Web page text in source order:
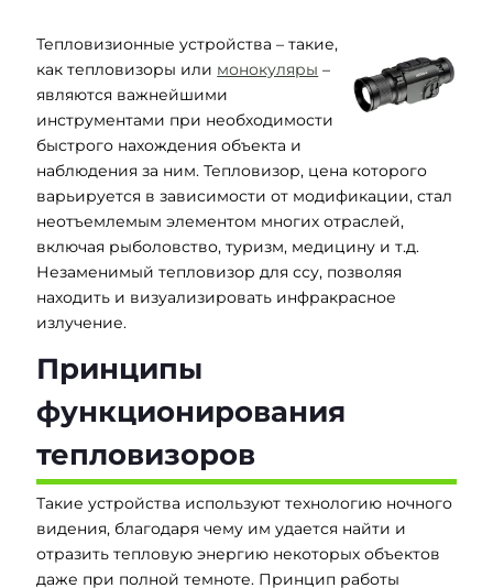
Тепловизионные устройства – такие,
как тепловизоры или монокуляры –
являются важнейшими
инструментами при необходимости
быстрого нахождения объекта и
наблюдения за ним. Тепловизор, цена которого
варьируется в зависимости от модификации, стал
неотъемлемым элементом многих отраслей,
включая рыболовство, туризм, медицину и т.д.
Незаменимый тепловизор для ссу, позволяя
находить и визуализировать инфракрасное
излучение.
Принципы
функционирования
тепловизоров
Такие устройства используют технологию ночного
видения, благодаря чему им удается найти и
отразить тепловую энергию некоторых объектов
даже при полной темноте. Принцип работы